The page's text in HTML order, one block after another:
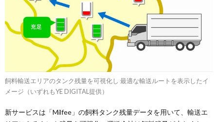
飼料輸送エリアのタンク残量を可視化し 最適な輸送ルートを表示したイ
メージ（いずれもYE DIGITAL提供）
新サービスは「Milfee」の飼料タンク残量データを用いて、輸送エ